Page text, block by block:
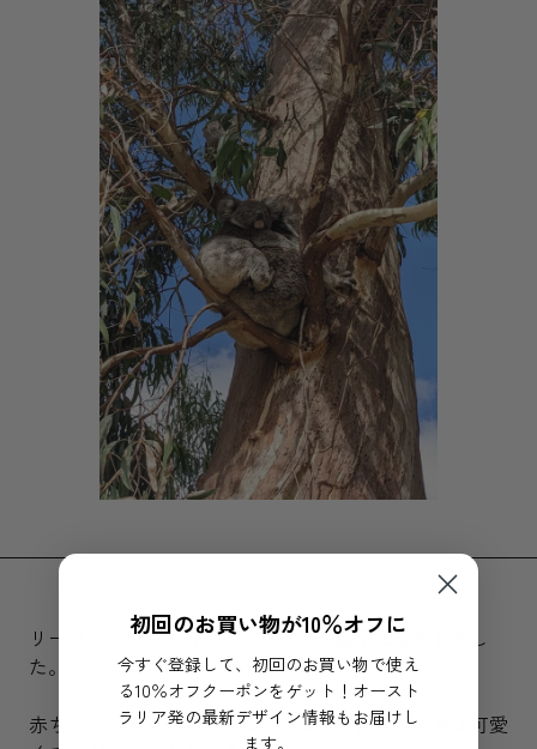
リーダーについて行く中、コアラの親子に遭遇しまし
た。
赤ちゃんコアラがお母さんにぎゅっと抱きつく姿は可愛
初回のお買い物が10％オフに
今すぐ登録して、初回のお買い物で使え
る10％オフクーポンをゲット！オースト
ラリア発の最新デザイン情報もお届けし
ます。